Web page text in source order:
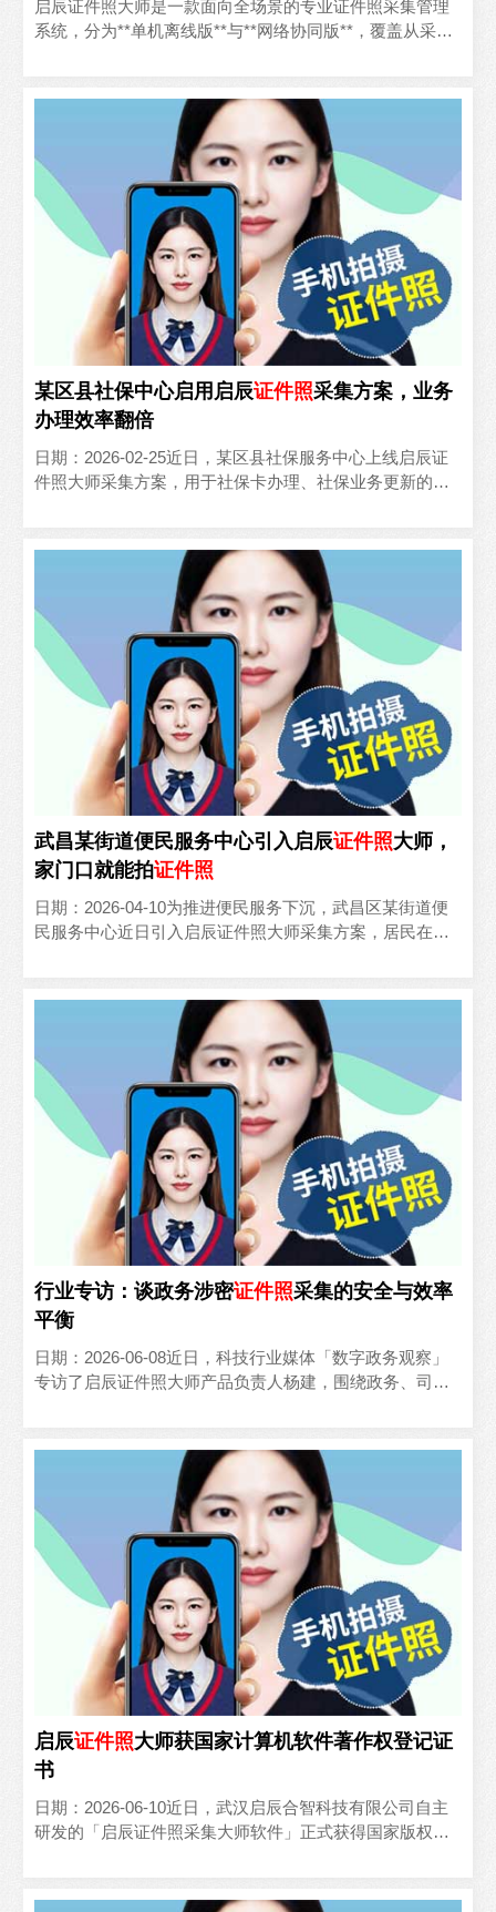
启辰证件照大师是一款面向全场景的专业证件照采集管理
系统，分为**单机离线版**与**网络协同版**，覆盖从采
某区县社保中心启用启辰证件照采集方案，业务
办理效率翻倍
日期：2026-02-25近日，某区县社保服务中心上线启辰证
件照大师采集方案，用于社保卡办理、社保业务更新的证
武昌某街道便民服务中心引入启辰证件照大师，
家门口就能拍证件照
日期：2026-04-10为推进便民服务下沉，武昌区某街道便
民服务中心近日引入启辰证件照大师采集方案，居民在家
行业专访：谈政务涉密证件照采集的安全与效率
平衡
日期：2026-06-08近日，科技行业媒体「数字政务观察」
专访了启辰证件照大师产品负责人杨建，围绕政务、司法
启辰证件照大师获国家计算机软件著作权登记证
书
日期：2026-06-10近日，武汉启辰合智科技有限公司自主
研发的「启辰证件照采集大师软件」正式获得国家版权局